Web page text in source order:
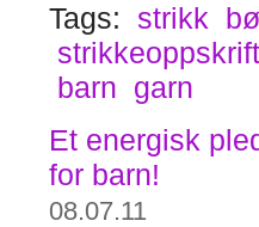
Tags:
strikk
barn garn
Et energisk
for barn!
08.07.11